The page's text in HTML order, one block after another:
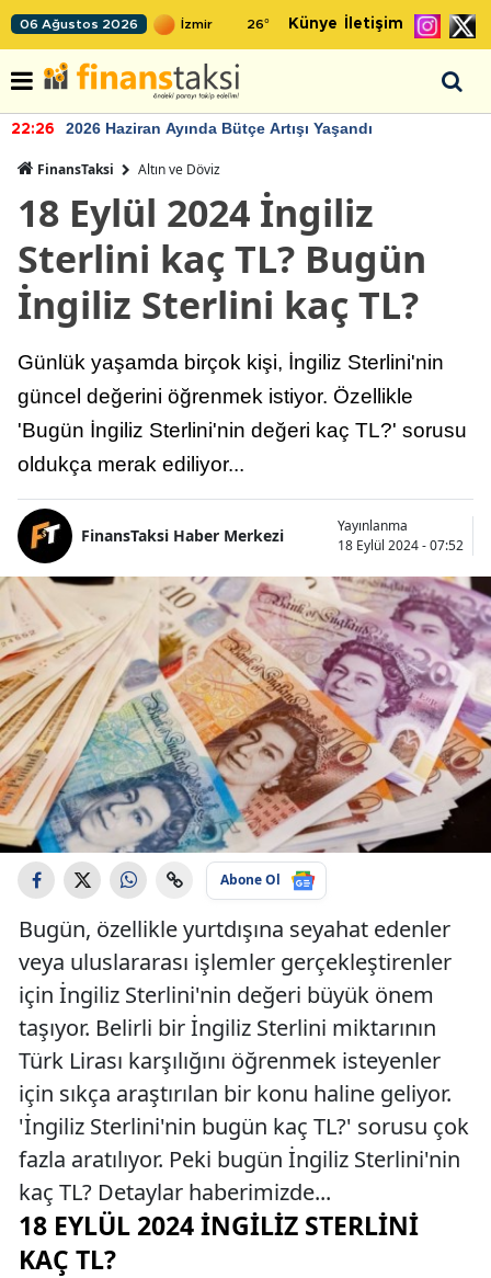
06 Ağustos 2026 26° Künye İletişim
22:26 2026 Haziran Ayında Bütçe Artışı Yaşandı
FinansTaksi Altın ve Döviz
18 Eylül 2024 İngiliz
Sterlini kaç TL? Bugün
İngiliz Sterlini kaç TL?
Günlük yaşamda birçok kişi, İngiliz Sterlini'nin
güncel değerini öğrenmek istiyor. Özellikle
'Bugün İngiliz Sterlini'nin değeri kaç TL?' sorusu
oldukça merak ediliyor...
FinansTaksi Haber Merkezi
Yayınlanma
18 Eylül 2024 - 07:52
Abone Ol
Bugün, özellikle yurtdışına seyahat edenler
veya uluslararası işlemler gerçekleştirenler
için İngiliz Sterlini'nin değeri büyük önem
taşıyor. Belirli bir İngiliz Sterlini miktarının
Türk Lirası karşılığını öğrenmek isteyenler
için sıkça araştırılan bir konu haline geliyor.
'İngiliz Sterlini'nin bugün kaç TL?' sorusu çok
fazla aratılıyor. Peki bugün İngiliz Sterlini'nin
kaç TL? Detaylar haberimizde...
18 EYLÜL 2024 İNGILIZ STERLINI
KAÇ TL?